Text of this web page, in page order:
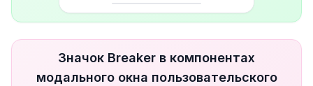
Значок Breaker в компонентах
модального окна пользовательского